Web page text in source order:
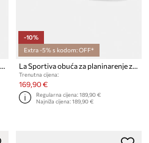
La Sportiva čarape Climbing on the Moon
-10%
Extra -5% s kodom: OFF*
La Sportiva obuća za planinarenje za muškarce Prodigio 2
Trenutna cijena:
169,90 €
Regularna cijena:189,90 €
Najniža cijena:189,90 €